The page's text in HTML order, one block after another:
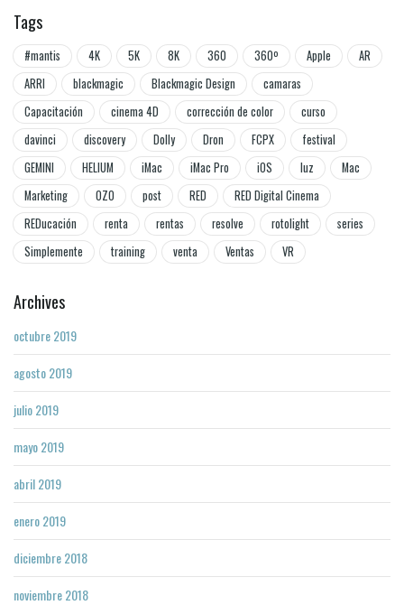
Tags
#mantis 4K 5K 8K 360 360º Apple
AR
ARRI
blackmagic Blackmagic Design
camaras
Capacitación
cinema 4D corrección de color
curso
davinci
discovery Dolly Dron FCPX
festival
GEMINI
HELIUM iMac iMac Pro iOS luz
Mac
Marketing
OZO post RED
RED Digital Cinema
REDucación
renta rentas resolve rotolight
series
Simplemente
training venta Ventas VR
Archives
octubre 2019
agosto 2019
julio 2019
mayo 2019
abril 2019
enero 2019
diciembre 2018
noviembre 2018